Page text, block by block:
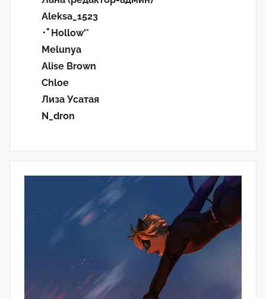
Aleksa_1523
･ﾟHollow'°
Melunya
Alise Brown
Chloe
Лиза Усатая
N_dron